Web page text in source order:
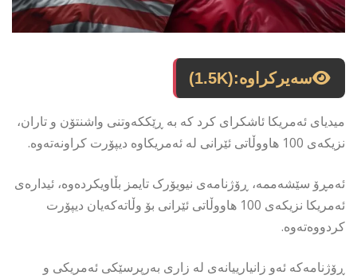
سەیرکراوە:(1.5K)
میدیای ئەمریکا ئاشکرای کرد کە بە ڕێککەوتنی واشنتۆن و تاران،
نزیکەی 100 هاووڵاتی ئێرانی لە ئەمریکاوە دیپۆرت کراونەتەوە.
ئەمڕۆ سێشەممە، ڕۆژنامەی نیویۆرک تایمز بڵاویکردەوە، ئیدارەی
ئەمریکا نزیکەی 100 هاووڵاتی ئێرانی بۆ وڵاتەکەیان دیپۆرت
کردووەتەوە.
ڕۆژنامەکە ئەو زانیارییانەی لە زاری بەرپرسێکی ئەمریکی و